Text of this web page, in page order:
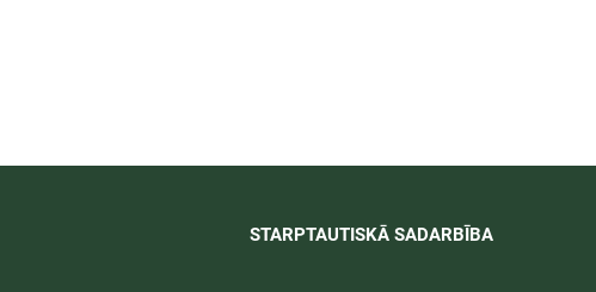
STARPTAUTISKĀ SADARBĪBA​